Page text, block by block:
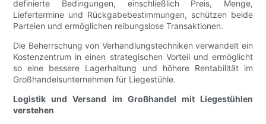
definierte Bedingungen, einschließlich Preis, Menge,
Liefertermine und Rückgabebestimmungen, schützen beide
Parteien und ermöglichen reibungslose Transaktionen.
Die Beherrschung von Verhandlungstechniken verwandelt ein
Kostenzentrum in einen strategischen Vorteil und ermöglicht
so eine bessere Lagerhaltung und höhere Rentabilität im
Großhandelsunternehmen für Liegestühle.
Logistik und Versand im Großhandel mit Liegestühlen
verstehen